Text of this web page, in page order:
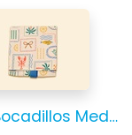
Porta Bocadillos Mediterráneo